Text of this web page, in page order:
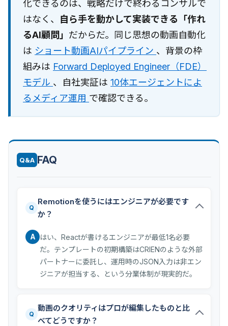
化できるのは、戦略だけで終わるコンサルで
はなく、 自ら手を動かして実装できる「作れ
るAI顧問」 だからだ。同じ思想の動画自動化
は ショート動画AIパイプライン 、背景の枠
組みは Forward Deployed Engineer（FDE）
モデル 、自社実証は 10体エージェントによ
るメディア運用 で確認できる。
Q&A FAQ
Q
Remotionを使うにはエンジニアが必要です
か？
A
はい、Reactが書けるエンジニアが最低1名必要
だ。テンプレートの初期構築はCRIENのような外部
パートナーに委託し、運用時のJSON入力は非エン
ジニアが担当する、という分業体制が現実的だ。
Q
動画のクオリティはプロが編集したものと比
べてどうですか？